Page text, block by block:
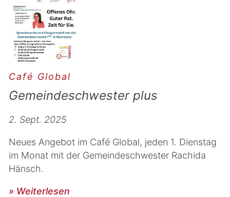
Café Global
Gemeindeschwester plus
2. Sept. 2025
Neues Angebot im Café Global, jeden 1. Dienstag
im Monat mit der Gemeindeschwester Rachida
Hänsch.
» Weiterlesen